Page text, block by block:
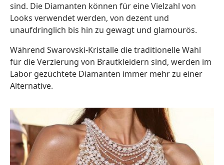
sind. Die Diamanten können für eine Vielzahl von
Looks verwendet werden, von dezent und
unaufdringlich bis hin zu gewagt und glamourös.
Während Swarovski-Kristalle die traditionelle Wahl
für die Verzierung von Brautkleidern sind, werden im
Labor gezüchtete Diamanten immer mehr zu einer
Alternative.